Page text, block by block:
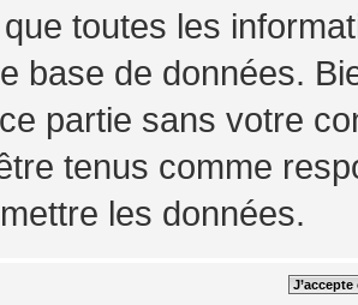
toutes les
base de données.
partie sans votre
tenus comme
les données.